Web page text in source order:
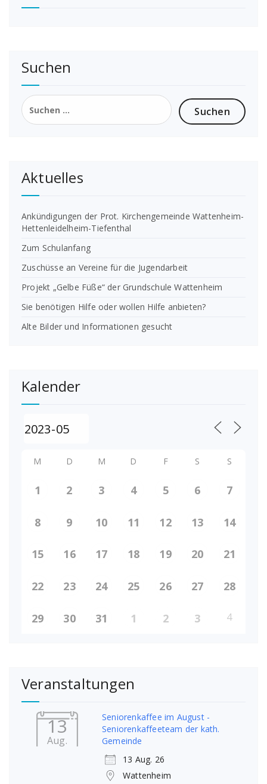
Suchen
Suchen
nach:
Aktuelles
Ankündigungen der Prot. Kirchengemeinde Wattenheim-
Hettenleidelheim-Tiefenthal
Zum Schulanfang
Zuschüsse an Vereine für die Jugendarbeit
Projekt „Gelbe Füße“ der Grundschule Wattenheim
Sie benötigen Hilfe oder wollen Hilfe anbieten?
Alte Bilder und Informationen gesucht
Kalender
M D M D F S S
1 2 3 4 5 6 7
8 9 10 11 12 13 14
15 16 17 18 19 20 21
22 23 24 25 26 27 28
29 30 31 1 2 3 4
Veranstaltungen
13
Aug.
Seniorenkaffee im August -
Seniorenkaffeeteam der kath.
Gemeinde
13 Aug. 26
Wattenheim